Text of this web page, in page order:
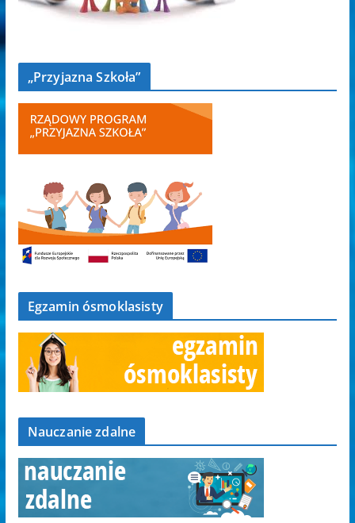
„Przyjazna Szkoła”
Egzamin ósmoklasisty
Nauczanie zdalne